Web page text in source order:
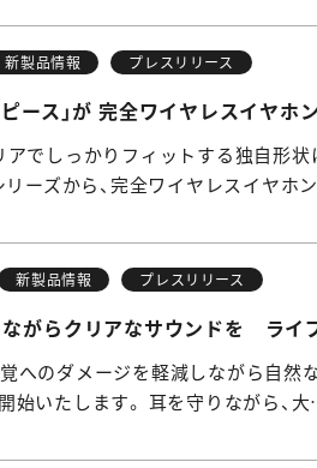
新製品情報 プレスリリース
ース」が 完全ワイヤレスイヤ
でしっかりフィットする独自形
リーズから、完全ワイヤレスイヤ
新製品情報 プレスリリース
がらクリアなサウンドを ライ
へのダメージを軽減しながら自然
始いたします。 耳を守りながら、